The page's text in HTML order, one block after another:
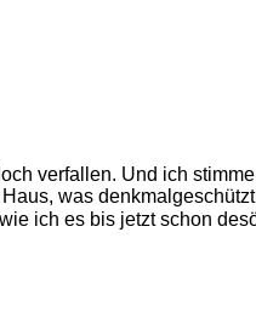
verfallen. Und ich
was
ich es bis jetzt schon